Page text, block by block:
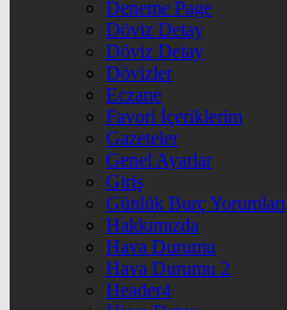
Deneme Page
Döviz Detay
Döviz Detay
Dövizler
Eczane
Favori İçeriklerim
Gazeteler
Genel Ayarlar
Giriş
Günlük Burç Yorumları
Hakkımızda
Hava Durumu
Hava Durumu 2
Header4